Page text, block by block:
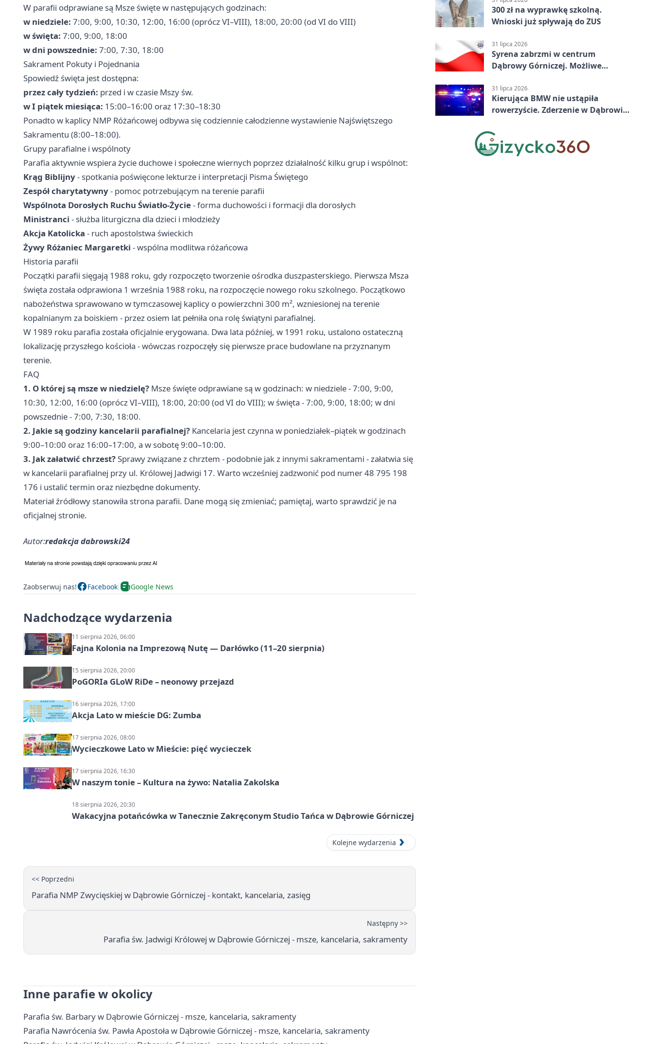
W parafii odprawiane są Msze święte w następujących godzinach:
w niedziele: 7:00, 9:00, 10:30, 12:00, 16:00 (oprócz VI–VIII), 18:00, 20:00 (od VI do VIII)
w święta: 7:00, 9:00, 18:00
w dni powszednie: 7:00, 7:30, 18:00
Sakrament Pokuty i Pojednania
Spowiedź święta jest dostępna:
przez cały tydzień: przed i w czasie Mszy św.
w I piątek miesiąca: 15:00–16:00 oraz 17:30–18:30
Ponadto w kaplicy NMP Różańcowej odbywa się codziennie całodzienne wystawienie Najświętszego
Sakramentu (8:00–18:00).
Grupy parafialne i wspólnoty
Parafia aktywnie wspiera życie duchowe i społeczne wiernych poprzez działalność kilku grup i wspólnot:
Krąg Biblijny- spotkania poświęcone lekturze i interpretacji Pisma Świętego
Zespół charytatywny- pomoc potrzebującym na terenie parafii
Wspólnota Dorosłych Ruchu Światło-Życie- forma duchowości i formacji dla dorosłych
Ministranci - służba liturgiczna dla dzieci i młodzieży
Akcja Katolicka - ruch apostolstwa świeckich
Żywy Różaniec Margaretki - wspólna modlitwa różańcowa
Historia parafii
Początki parafii sięgają 1988 roku, gdy rozpoczęto tworzenie ośrodka duszpasterskiego. Pierwsza Msza
święta została odprawiona 1 września 1988 roku, na rozpoczęcie nowego roku szkolnego. Początkowo
nabożeństwa sprawowano w tymczasowej kaplicy o powierzchni 300 m², wzniesionej na terenie
kopalnianym za boiskiem - przez osiem lat pełniła ona rolę świątyni parafialnej.
W 1989 roku parafia została oficjalnie erygowana. Dwa lata później, w 1991 roku, ustalono ostateczną
lokalizację przyszłego kościoła - wówczas rozpoczęły się pierwsze prace budowlane na przyznanym
terenie.
FAQ
1. O której są msze w niedzielę? Msze święte odprawiane są w godzinach: w niedziele - 7:00, 9:00,
10:30, 12:00, 16:00 (oprócz VI–VIII), 18:00, 20:00 (od VI do VIII); w święta - 7:00, 9:00, 18:00; w dni
powszednie - 7:00, 7:30, 18:00.
2. Jakie są godziny kancelarii parafialnej? Kancelaria jest czynna w poniedziałek–piątek w godzinach
9:00–10:00 oraz 16:00–17:00, a w sobotę 9:00–10:00.
3. Jak załatwić chrzest?Sprawy związane z chrztem - podobnie jak z innymi sakramentami - załatwia się
w kancelarii parafialnej przy ul. Królowej Jadwigi 17. Warto wcześniej zadzwonić pod numer 48 795 198
176 i ustalić termin oraz niezbędne dokumenty.
Materiał źródłowy stanowiła strona parafii. Dane mogą się zmieniać; pamiętaj, warto sprawdzić je na
oficjalnej stronie.
Autor:redakcja dabrowski24
Zaobserwuj nas! Facebook Google News
Nadchodzące wydarzenia
11 sierpnia 2026, 06:00
Fajna Kolonia na Imprezową Nutę — Darłówko (11–20 sierpnia)
15 sierpnia 2026, 20:00
PoGORIa GLoW RiDe – neonowy przejazd
16 sierpnia 2026, 17:00
Akcja Lato w mieście DG: Zumba
17 sierpnia 2026, 08:00
Wycieczkowe Lato w Mieście: pięć wycieczek
17 sierpnia 2026, 16:30
W naszym tonie – Kultura na żywo: Natalia Zakolska
18 sierpnia 2026, 20:30
Wakacyjna potańcówka w Tanecznie Zakręconym Studio Tańca w Dąbrowie Górniczej
Kolejne wydarzenia
<< Poprzedni
Parafia NMP Zwycięskiej w Dąbrowie Górniczej - kontakt, kancelaria, zasięg
Następny >>
Parafia św. Jadwigi Królowej w Dąbrowie Górniczej - msze, kancelaria, sakramenty
Inne parafie w okolicy
Parafia św. Barbary w Dąbrowie Górniczej - msze, kancelaria, sakramenty
Parafia Nawrócenia św. Pawła Apostoła w Dąbrowie Górniczej - msze, kancelaria, sakramenty
300 zł na wyprawkę szkolną.
Wnioski już spływają do ZUS
31 lipca 2026
Syrena zabrzmi w centrum
Dąbrowy Górniczej. Możliwe
31 lipca 2026
Kierująca BMW nie ustąpiła
rowerzyście. Zderzenie w Dąbrowie